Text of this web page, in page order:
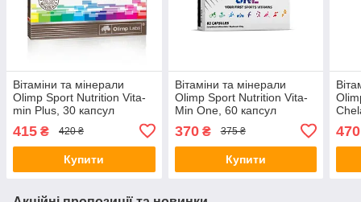
Вітаміни та мінерали
Olimp Sport Nutrition Vita-
min Plus, 30 капсул
415 ₴ 420 ₴
Купити
Вітаміни та мінерали
Olimp Sport Nutrition Vita-
Min One, 60 капсул
370₴ 375 ₴
Купити
470